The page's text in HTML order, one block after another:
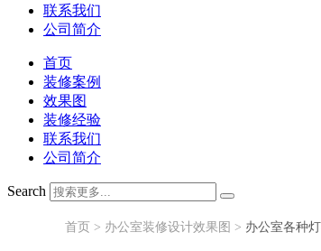
联系我们
公司简介
首页
装修案例
效果图
装修经验
联系我们
公司简介
Search
首页 > 办公室装修设计效果图 > 办公室各种